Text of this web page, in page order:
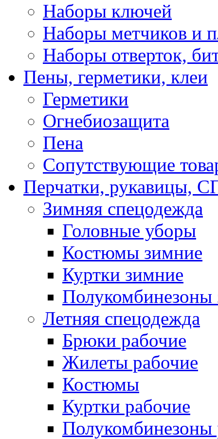
Наборы ключей
Наборы метчиков и
Наборы отверток,
Пены, герметики, клеи
Герметики
Огнебиозащита
Пена
Сопутствующие
Перчатки,
Зимняя спецодежда
Головные уборы
Костюмы зимние
Куртки зимние
Полукомбинезоны
Летняя спецодежда
Брюки рабочие
Жилеты рабочие
Костюмы
Куртки рабочие
Полукомбинезоны